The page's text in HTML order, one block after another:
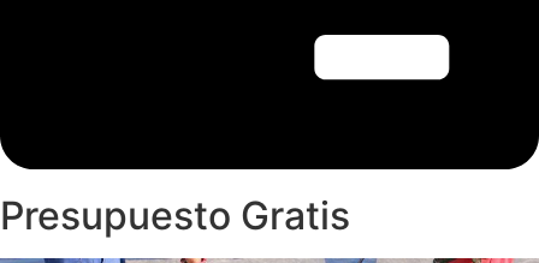
Presupuesto Gratis